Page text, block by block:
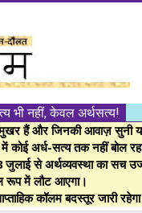
भी नहीं, केवल अर्थसत्य!
हैं और जिनकी आवाज़ सुनी
अर्ध-सत्य तक नहीं बोल
जुलाई से अर्थव्यवस्था का सच
रूप में लौट आएगा।
कॉलम बदस्तूर जारी